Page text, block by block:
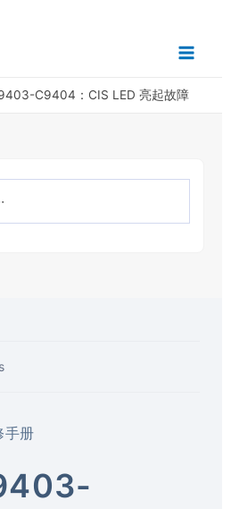
Menu
C9404：CIS LED 亮起故障
手册